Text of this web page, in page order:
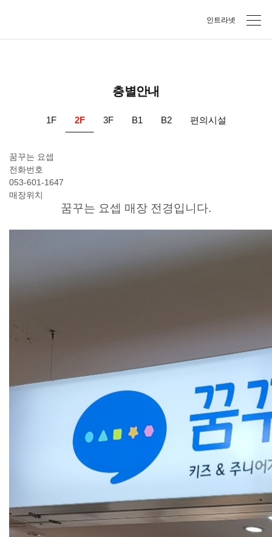
인트라넷
층별안내
1F 2F 3F B1 B2 편의시설
꿈꾸는 요셉
전화번호
053-601-1647
매장위치
꿈꾸는 요셉 매장 전경입니다.